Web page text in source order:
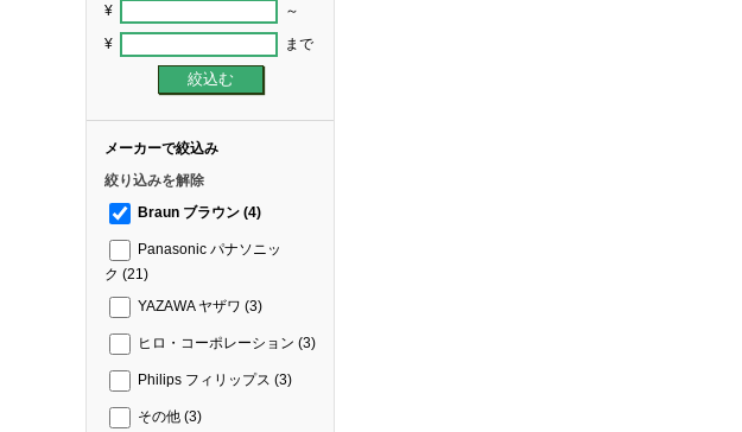
¥ ～
¥ まで
メーカーで絞込み
絞り込みを解除
Braun ブラウン (4)
Panasonic パナソニッ
ク (21)
YAZAWA ヤザワ (3)
ヒロ・コーポレーション (3)
Philips フィリップス (3)
その他 (3)